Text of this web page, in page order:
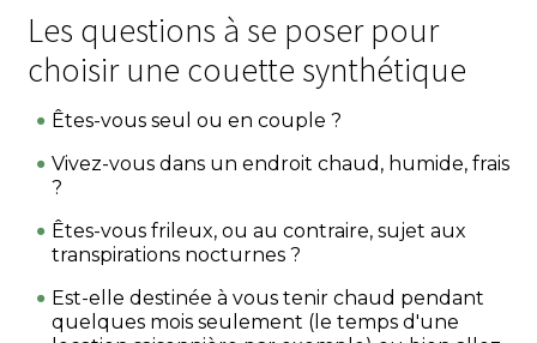
Les questions à se poser pour
choisir une couette synthétique
Êtes-vous seul ou en couple ?
Vivez-vous dans un endroit chaud, humide, frais
?
Êtes-vous frileux, ou au contraire, sujet aux
transpirations nocturnes ?
Est-elle destinée à vous tenir chaud pendant
quelques mois seulement (le temps d'une